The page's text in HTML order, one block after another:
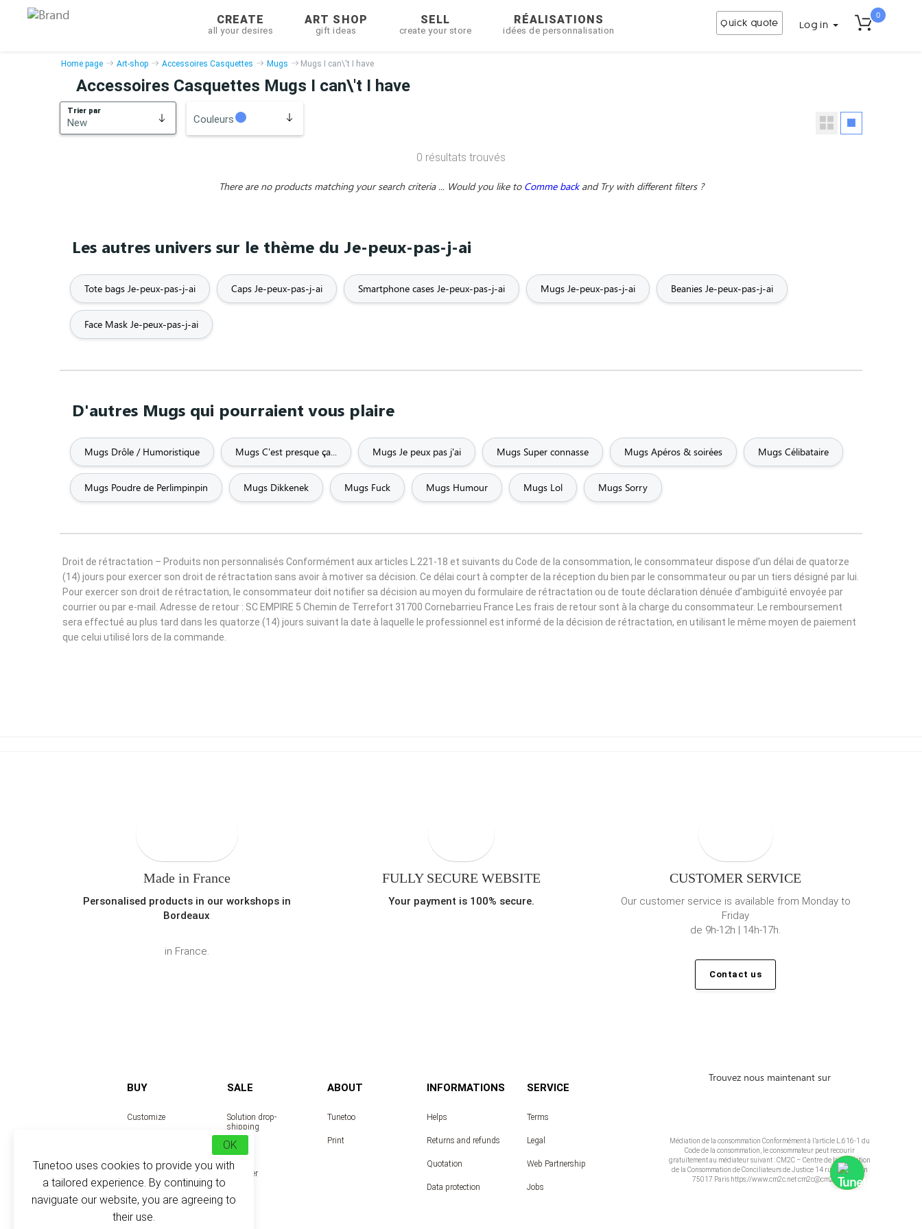
CREATE
all your desires
ART SHOP
gift ideas
SELL
create your store
RÉALISATIONS
idées de personnalisation
Quick quote Log in
0
Home page Art-shop Accessoires Casquettes Mugs Mugs I can\'t I have
Accessoires Casquettes Mugs I can\'t I have
Trier par
New Couleurs
0 résultats trouvés
There are no products matching your search criteria ... Would you like to Comme back and Try with different filters ?
Les autres univers sur le thème du Je-peux-pas-j-ai
Tote bags Je-peux-pas-j-ai Caps Je-peux-pas-j-ai Smartphone cases Je-peux-pas-j-ai Mugs Je-peux-pas-j-ai Beanies Je-peux-pas-j-ai
Face Mask Je-peux-pas-j-ai
D'autres Mugs qui pourraient vous plaire
Mugs Drôle / Humoristique Mugs C'est presque ça... Mugs Je peux pas j'ai Mugs Super connasse Mugs Apéros & soirées Mugs Célibataire
Mugs Poudre de Perlimpinpin Mugs Dikkenek Mugs Fuck Mugs Humour Mugs Lol Mugs Sorry
Droit de rétractation – Produits non personnalisés Conformément aux articles L.221-18 et suivants du Code de la consommation, le consommateur dispose d’un délai de quatorze
(14) jours pour exercer son droit de rétractation sans avoir à motiver sa décision. Ce délai court à compter de la réception du bien par le consommateur ou par un tiers désigné par lui.
Pour exercer son droit de rétractation, le consommateur doit notifier sa décision au moyen du formulaire de rétractation ou de toute déclaration dénuée d’ambiguïté envoyée par
courrier ou par e-mail. Adresse de retour : SC EMPIRE 5 Chemin de Terrefort 31700 Cornebarrieu France Les frais de retour sont à la charge du consommateur. Le remboursement
sera effectué au plus tard dans les quatorze (14) jours suivant la date à laquelle le professionnel est informé de la décision de rétractation, en utilisant le même moyen de paiement
que celui utilisé lors de la commande.
Made in France
Personalised products in our workshops in
Bordeaux
in France.
FULLY SECURE WEBSITE
Your payment is 100% secure.
CUSTOMER SERVICE
Our customer service is available from Monday to
Friday
de 9h-12h | 14h-17h.
Contact us
BUY
Customize
SALE
Solution drop-
shipping
Reseller
Designer
ABOUT
Tunetoo
Print
INFORMATIONS
Helps
Returns and refunds
Quotation
Data protection
SERVICE
Terms
Legal
Web Partnership
Jobs
Trouvez nous maintenant sur
Médiation de la consommation Conformément à l’article L.616-1 du
Code de la consommation, le consommateur peut recourir
gratuitement au médiateur suivant : CM2C – Centre de la Médiation
de la Consommation de Conciliateurs de Justice 14 rue Saint Jean
75017 Paris https://www.cm2c.net cm2c@cm2c.net
Tunetoo uses cookies to provide you with
a tailored experience. By continuing to
naviguate our website, you are agreeing to
their use.
OK